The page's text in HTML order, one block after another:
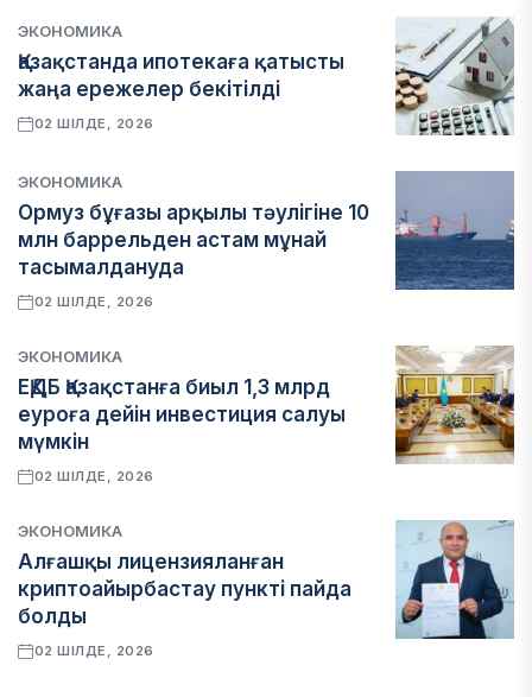
ЭКОНОМИКА
Қазақстанда ипотекаға қатысты
жаңа ережелер бекітілді
02 ШІЛДЕ, 2026
ЭКОНОМИКА
Ормуз бұғазы арқылы тәулігіне 10
млн баррельден астам мұнай
тасымалдануда
02 ШІЛДЕ, 2026
ЭКОНОМИКА
ЕҚДБ Қазақстанға биыл 1,3 млрд
еуроға дейін инвестиция салуы
мүмкін
02 ШІЛДЕ, 2026
ЭКОНОМИКА
Алғашқы лицензияланған
криптоайырбастау пункті пайда
болды
02 ШІЛДЕ, 2026